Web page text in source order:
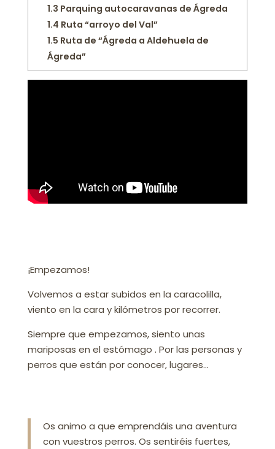
1.3 Parquing autocaravanas de Ágreda
1.4 Ruta “arroyo del Val”
1.5 Ruta de “Ágreda a Aldehuela de
Ágreda”
¡Empezamos!
Volvemos a estar subidos en la caracolilla,
viento en la cara y kilómetros por recorrer.
Siempre que empezamos, siento unas
mariposas en el estómago . Por las personas y
perros que están por conocer, lugares…
Os animo a que emprendáis una aventura
con vuestros perros. Os sentiréis fuertes,